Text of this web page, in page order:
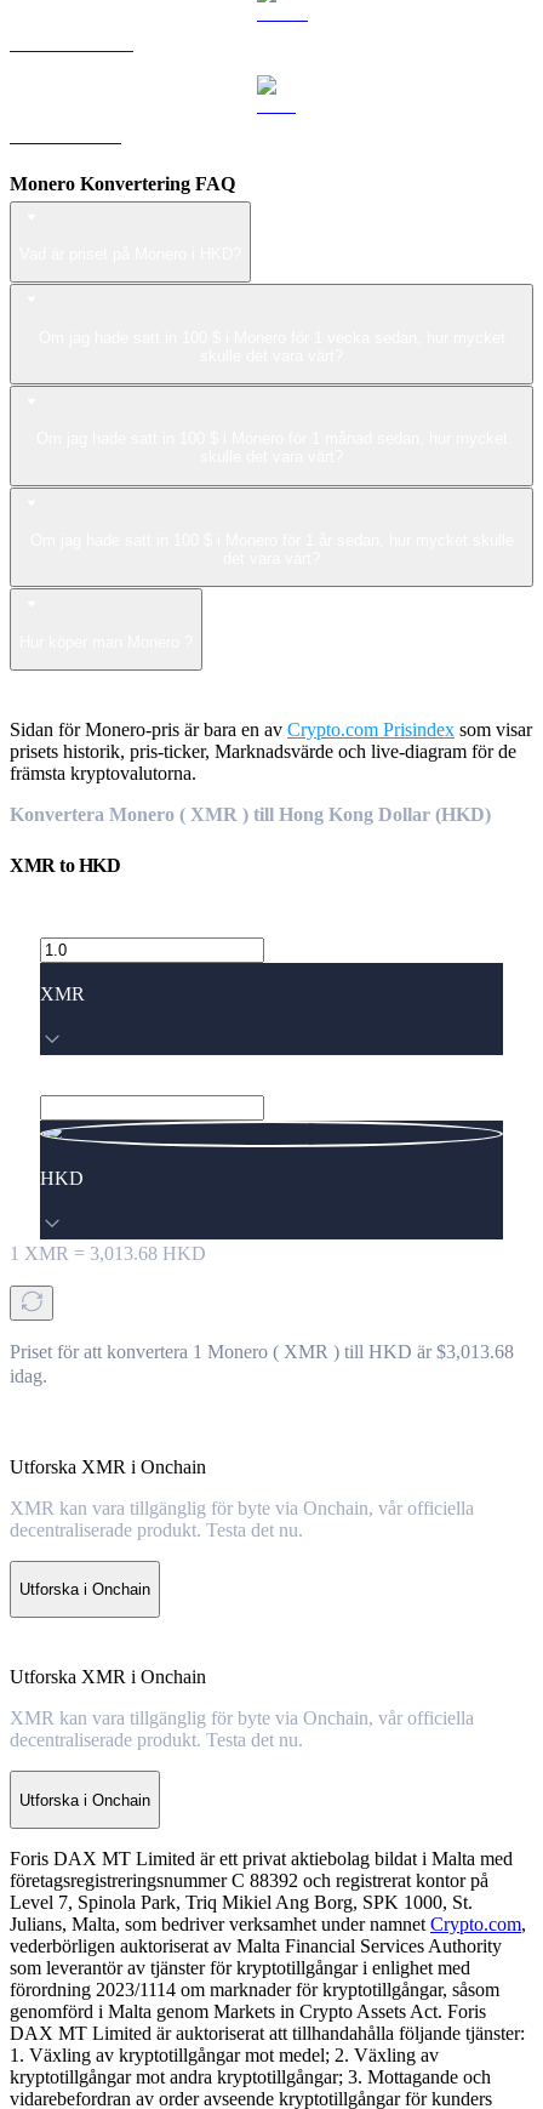
Monero Konvertering FAQ
Sidan för Monero-pris är bara en av Crypto.com Prisindex som visar
prisets historik, pris-ticker, Marknadsvärde och live-diagram för de
främsta kryptovalutorna.
Konvertera Monero ( XMR ) till Hong Kong Dollar (HKD)
XMR toHKD
XMR
HKD
1 XMR = 3,013.68 HKD
Priset för att konvertera 1 Monero ( XMR ) till HKD är $3,013.68
idag.
Utforska XMR i Onchain
XMR kan vara tillgänglig för byte via Onchain, vår officiella
decentraliserade produkt. Testa det nu.
Utforska i Onchain
Utforska XMR i Onchain
XMR kan vara tillgänglig för byte via Onchain, vår officiella
decentraliserade produkt. Testa det nu.
Utforska i Onchain
Foris DAX MT Limited är ett privat aktiebolag bildat i Malta med
företagsregistreringsnummer C 88392 och registrerat kontor på
Level 7, Spinola Park, Triq Mikiel Ang Borg, SPK 1000, St.
Julians, Malta, som bedriver verksamhet under namnet Crypto.com,
vederbörligen auktoriserat av Malta Financial Services Authority
som leverantör av tjänster för kryptotillgångar i enlighet med
förordning 2023/1114 om marknader för kryptotillgångar, såsom
genomförd i Malta genom Markets in Crypto Assets Act. Foris
DAX MT Limited är auktoriserat att tillhandahålla följande tjänster:
1. Växling av kryptotillgångar mot medel; 2. Växling av
kryptotillgångar mot andra kryptotillgångar; 3. Mottagande och
vidarebefordran av order avseende kryptotillgångar för kunders